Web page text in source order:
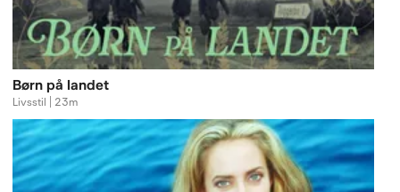
Børn på landet
Livsstil | 23m